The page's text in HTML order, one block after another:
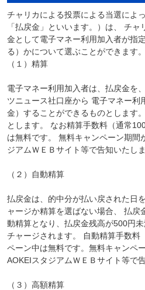
チャリカによる投票による当選によ
「払戻金」といいます。）は、 チ
金として電子マネー利用加入者が指
る）かについて選ぶことができます。
（１）精算
電子マネー利用加入者は、払戻金を
ツニュース社口座から 電子マネー利
金）することができるものとします
とします。 なお精算手数料（通常
は無料です。 無料キャンペーン期間
ジアムＷＥＢサイト等で告知いたしま
（２）自動精算
払戻金は、的中分が払い戻された日
ャージか精算を選ばない場合、 払戻
動精算となり、払戻金残高が500円
チャージされます。 自動精算手数料
ペーン中は無料です。無料キャンペ
AOKEIスタジアムＷＥＢサイト等で
（３）高額精算